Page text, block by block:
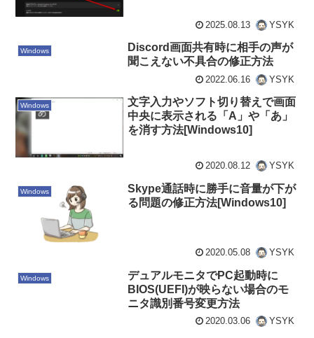
2025.08.13 YSYK
Windows
Discord画面共有時に相手の声が
聞こえない不具合の修正方法
2022.06.16 YSYK
Windows
文字入力やソフト切り替えで画面
中央に表示される「A」や「あ」
を消す方法[Windows10]
2020.08.12 YSYK
Windows
Skype通話時に勝手に音量が下が
る問題の修正方法[Windows10]
2020.05.08 YSYK
Windows
デュアルモニタでPC起動時に
BIOS(UEFI)が映らない場合のモ
ニタ識別番号変更方法
2020.03.06 YSYK